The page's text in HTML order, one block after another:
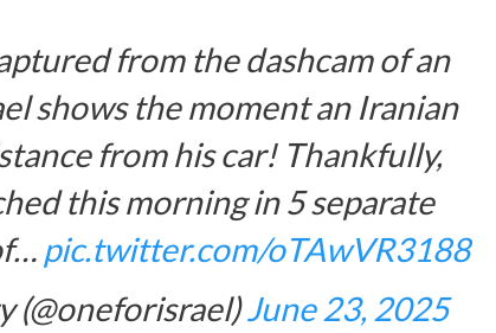
from the dashcam of an
shows the moment an Iranian
from his car! Thankfully,
this morning in 5 separate
pic.twitter.com/oTAwVR3188
(@oneforisrael)June 23, 2025